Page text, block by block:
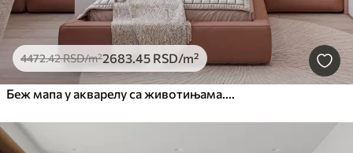
4472.42RSD/m²2683 .45 RSD/m²